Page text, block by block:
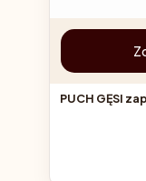
PUCH GĘSI